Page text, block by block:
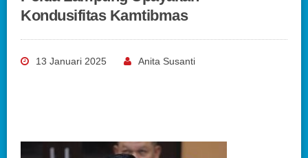
Kondusifitas Kamtibmas
13 Januari 2025 Anita Susanti